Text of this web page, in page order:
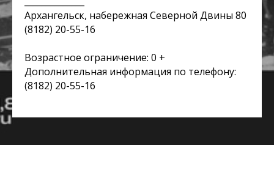
Архангельск, набережная Северной Двины 80
(8182) 20-55-16
Возрастное ограничение: 0 +
Дополнительная информация по телефону:
(8182) 20-55-16